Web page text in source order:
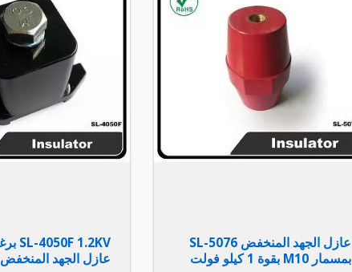
عازل الجهد المنخفض
عازل الجهد المنخفض SL-5076
بمسمار M10 بقوة 1 كيلو فولت